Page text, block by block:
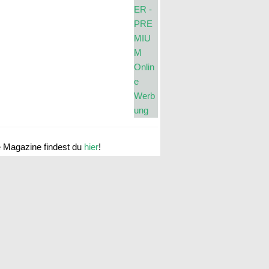
Magazine findest du hier!